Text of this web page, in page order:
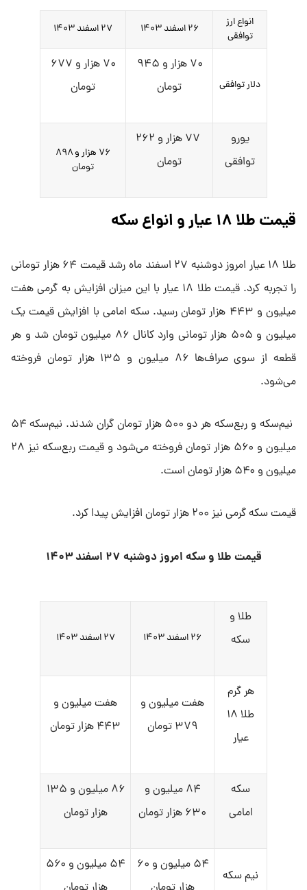
انواع ارز
توافقی
۲۶ اسفند ۱۴۰۳ ۲۷ اسفند ۱۴۰۳
دلار توافقی
۷۰ هزار و ۹۴۵
تومان
۷۰ هزار و ۶۷۷
تومان
یورو
توافقی
۷۷ هزار و ۲۶۲
تومان
۷۶ هزار و ۸۹۸
تومان
قیمت طلا ۱۸ عیار و انواع سکه
طلا ۱۸ عیار امروز دوشنبه ۲۷ اسفند ماه رشد قیمت ۶۴ هزار تومانی
را تجربه کرد. قیمت طلا ۱۸ عیار با این میزان افزایش به گرمی هفت
میلیون و ۴۴۳ هزار تومان رسید. سکه امامی با افزایش قیمت یک
میلیون و ۵۰۵ هزار تومانی وارد کانال ۸۶ میلیون تومان شد و هر
قطعه از سوی صراف‌ها ۸۶ میلیون و ۱۳۵ هزار تومان فروخته
می‌شود.
نیم‌سکه و ربع‌سکه هر دو ۵۰۰ هزار تومان گران شدند. نیم‌سکه ۵۴
میلیون و ۵۶۰ هزار تومان فروخته می‌شود و قیمت ربع‌سکه نیز ۲۸
میلیون و ۵۴۰ هزار تومان است.
قیمت سکه گرمی نیز ۲۰۰ هزار تومان افزایش پیدا کرد.
قیمت طلا و سکه امروز دوشنبه ۲۷ اسفند ۱۴۰۳
طلا و
سکه
۲۶ اسفند ۱۴۰۳ ۲۷ اسفند ۱۴۰۳
هر گرم
طلا ۱۸
عیار
هفت میلیون و
۳۷۹ تومان
هفت میلیون و
۴۴۳ هزار تومان
سکه
امامی
۸۴ میلیون و
۶۳۰ هزار تومان
۸۶ میلیون و ۱۳۵
هزار تومان
نیم سکه
۵۴ میلیون و ۶۰
۵۴ میلیون و ۵۶۰